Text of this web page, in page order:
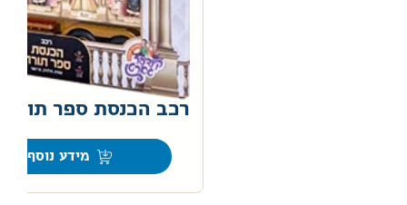
רכב הכנסת ספר תורה
מידע נוסף